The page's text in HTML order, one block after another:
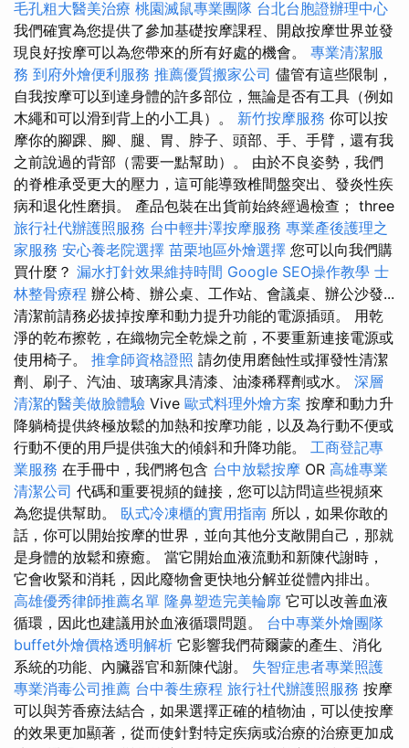
毛孔粗大醫美治療 桃園滅鼠專業團隊 台北台胞證辦理中心
我們確實為您提供了參加基礎按摩課程、開啟按摩世界並發
現良好按摩可以為您帶來的所有好處的機會。 專業清潔服
務 到府外燴便利服務 推薦優質搬家公司 儘管有這些限制，
自我按摩可以到達身體的許多部位，無論是否有工具（例如
木繩和可以滑到背上的小工具）。 新竹按摩服務 你可以按
摩你的腳踝、腳、腿、胃、脖子、頭部、手、手臂，還有我
之前說過的背部（需要一點幫助）。 由於不良姿勢，我們
的脊椎承受更大的壓力，這可能導致椎間盤突出、發炎性疾
病和退化性磨損。 產品包裝​​在出貨前始終經過檢查； three
旅行社代辦護照服務 台中輕井澤按摩服務 專業產後護理之
家服務 安心養老院選擇 苗栗地區外燴選擇 您可以向我們購
買什麼？ 漏水打針效果維持時間 Google SEO操作教學 士
林整骨療程 辦公椅、辦公桌、工作站、會議桌、辦公沙發...
清潔前請務必拔掉按摩和動力提升功能的電源插頭。 用乾
淨的乾布擦乾，在織物完全乾燥之前，不要重新連接電源或
使用椅子。 推拿師資格證照 請勿使用磨蝕性或揮發性清潔
劑、刷子、汽油、玻璃家具清漆、油漆稀釋劑或水。 深層
清潔的醫美做臉體驗 Vive 歐式料理外燴方案 按摩和動力升
降躺椅提供終極放鬆的加熱和按摩功能，以及為行動不便或
行動不便的用戶提供強大的傾斜和升降功能。 工商登記專
業服務 在手冊中，我們將包含 台中放鬆按摩 OR 高雄專業
清潔公司 代碼和重要視頻的鏈接，您可以訪問這些視頻來
為您提供幫助。 臥式冷凍櫃的實用指南 所以，如果你敢的
話，你可以開始按摩的世界，並向其他分支敞開自己，那就
是身體的放鬆和療癒。 當它開始血液流動和新陳代謝時，
它會收緊和消耗，因此廢物會更快地分解並從體內排出。
高雄優秀律師推薦名單 隆鼻塑造完美輪廓 它可以改善血液
循環，因此也建議用於血液循環問題。 台中專業外燴團隊
buffet外燴價格透明解析 它影響我們荷爾蒙的產生、消化
系統的功能、內臟器官和新陳代謝。 失智症患者專業照護
專業消毒公司推薦 台中養生療程 旅行社代辦護照服務 按摩
可以與芳香療法結合，如果選擇正確的植物油，可以使按摩
的效果更加顯著，從而使針對特定疾病或治療的治療更加成